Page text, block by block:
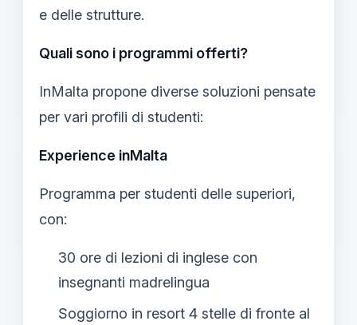
e delle strutture.
Quali sono i programmi offerti?
InMalta propone diverse soluzioni pensate
per vari profili di studenti:
Experience inMalta
Programma per studenti delle superiori,
con:
30 ore di lezioni di inglese con
insegnanti madrelingua
Soggiorno in resort 4 stelle di fronte al